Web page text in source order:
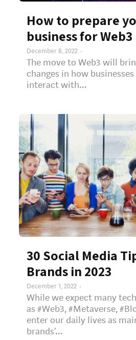
How to prepare
business for Web3
December 8, 2022
The move to Web3 will
changes in how
interact with...
30 Social Media
Brands in 2023
December 1, 2022
While we expect many
as #Web3, #Metaverse,
enter our daily lives as
brands'...